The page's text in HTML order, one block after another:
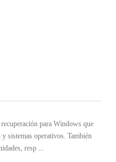
para Windows que
sistemas operativos. También
resp ...